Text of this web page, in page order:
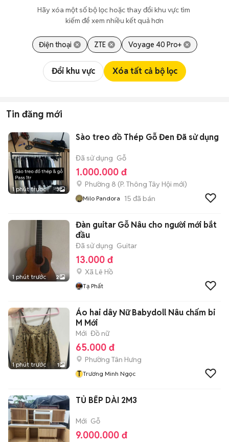
Hãy xóa một số bộ lọc hoặc thay đổi khu vực tìm
kiếm để xem nhiều kết quả hơn
Điện thoại ZTE Voyage 40 Pro+
Đổi khu vực Xóa tất cả bộ lọc
Tin đăng mới
1 phút trước 3
Sào treo đồ Thép Gỗ Đen Đã sử dụng
Đã sử dụng Gỗ
1.000.000 đ
Phường 8 (P. Thông Tây Hội mới)
Milo Pandora 15 đã bán
1 phút trước 2
Đàn guitar Gỗ Nâu cho người mới bắt
đầu
Đã sử dụng Guitar
13.000 đ
Xã Lê Hồ
Tạ Phất
1 phút trước 1
Áo hai dây Nữ Babydoll Nâu chấm bi
M Mới
Mới Đồ nữ
65.000 đ
Phường Tân Hưng
T Trương Minh Ngọc
TỦ BẾP DÀI 2M3
Mới Gỗ
9.000.000 đ